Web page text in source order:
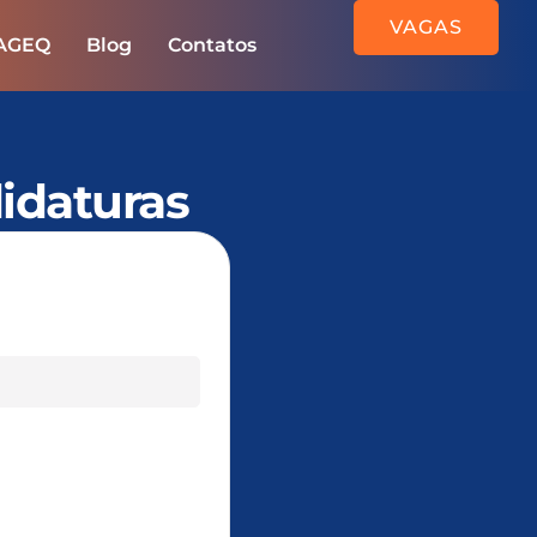
Blog Contatos
VAGAS